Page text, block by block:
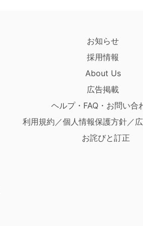
お知らせ
採用情報
About Us
広告掲載
ヘルプ・FAQ・お問い合
利用規約／個人情報保護方針／
お詫びと訂正